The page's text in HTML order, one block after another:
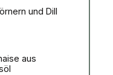
und Dill
aus